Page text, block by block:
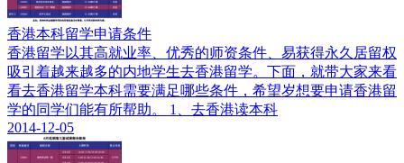
香港本科留学申请条件
香港留学以其高就业率、优秀的师资条件、易获得永久居留权
吸引着越来越多的内地学生去香港留学。下面，就带大家来看
看去香港留学本科需要满足哪些条件，希望岁想要申请香港留
学的同学们能有所帮助。 1、去香港读本科
2014-12-05